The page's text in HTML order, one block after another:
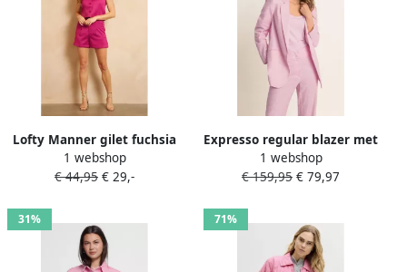
Lofty Manner gilet fuchsia
1 webshop
€ 44,95 € 29,-
Expresso regular blazer met
linnen lichtroze
1 webshop
€ 159,95 € 79,97
31% 71%